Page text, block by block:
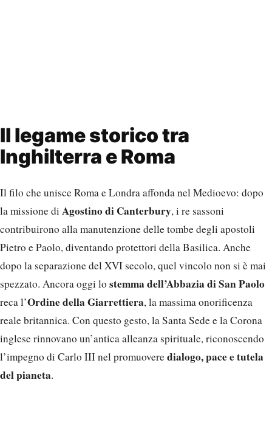
Il legame storico tra
Inghilterra e Roma
Il filo che unisce Roma e Londra affonda nel Medioevo: dopo
la missione di Agostino di Canterbury, i re sassoni
contribuirono alla manutenzione delle tombe degli apostoli
Pietro e Paolo, diventando protettori della Basilica. Anche
dopo la separazione del XVI secolo, quel vincolo non si è mai
spezzato. Ancora oggi lo stemma dell’Abbazia di San Paolo
reca l’Ordine della Giarrettiera, la massima onorificenza
reale britannica. Con questo gesto, la Santa Sede e la Corona
inglese rinnovano un’antica alleanza spirituale, riconoscendo
l’impegno di Carlo III nel promuoveredialogo, pace e tutela
del pianeta.